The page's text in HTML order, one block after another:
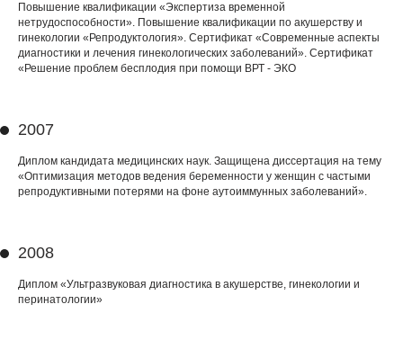
Повышение квалификации «Экспертиза временной
нетрудоспособности». Повышение квалификации по акушерству и
гинекологии «Репродуктология». Сертификат «Современные аспекты
диагностики и лечения гинекологических заболеваний». Сертификат
«Решение проблем бесплодия при помощи ВРТ - ЭКО
2007
Диплом кандидата медицинских наук. Защищена диссертация на тему
«Оптимизация методов ведения беременности у женщин с частыми
репродуктивными потерями на фоне аутоиммунных заболеваний».
2008
Диплом «Ультразвуковая диагностика в акушерстве, гинекологии и
перинатологии»